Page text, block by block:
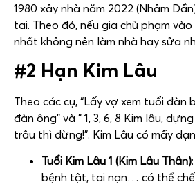
1980 xây nhà năm 2022 (Nhâm
tai. Theo đó, nếu gia chủ phạm
nhất không nên làm nhà hay sửa
#2 Hạn Kim Lâu
Theo các cụ, “Lấy vợ xem tuổi đàn
đàn ông” và ” 1, 3, 6, 8 Kim lâu,
trâu thì đừng!”. Kim Lâu có mấy
Tuổi Kim Lâu 1 (Kim Lâu Thân)
bệnh tật, tai nạn… có thể